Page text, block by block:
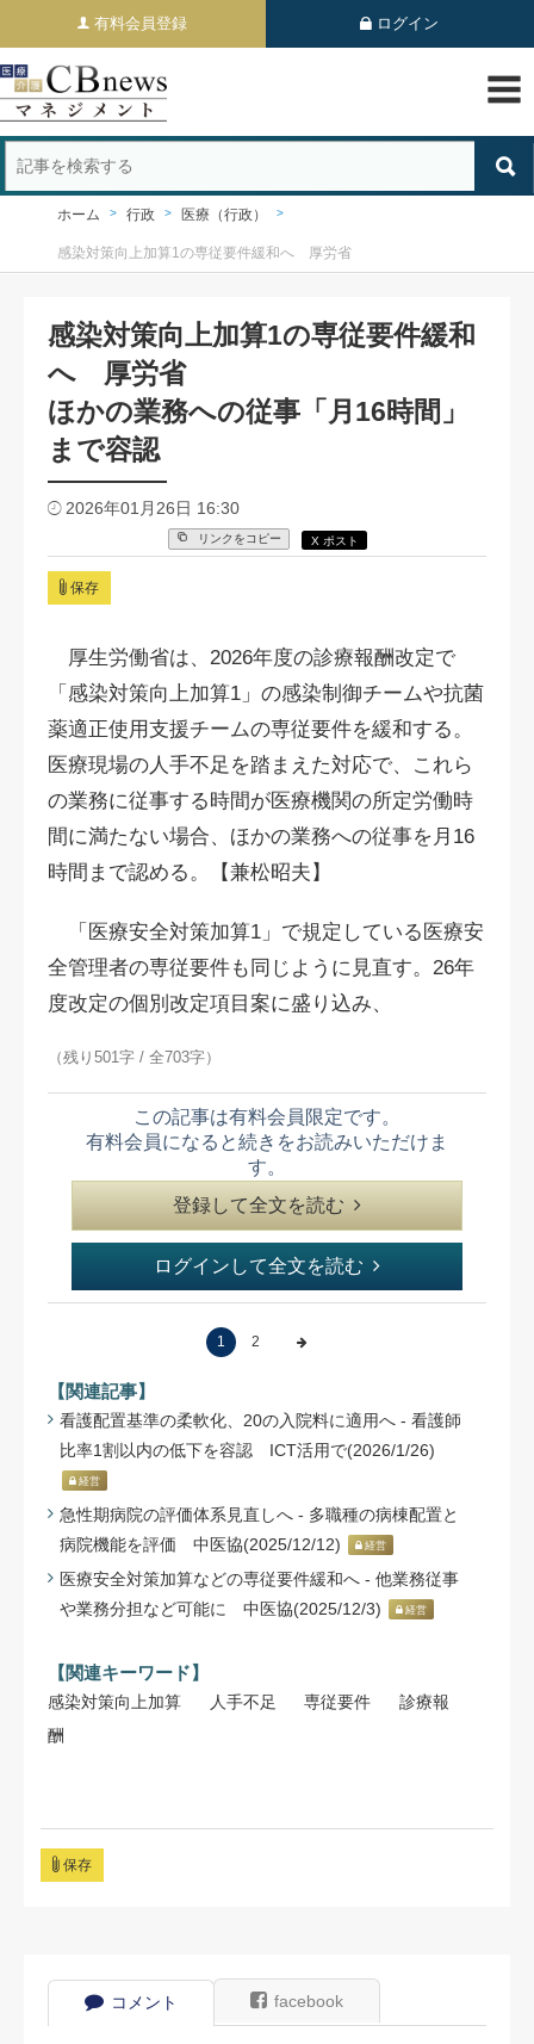
有料会員登録 ログイン
ホーム 行政 医療（行政）
感染対策向上加算1の専従要件緩和へ 厚労省
感染対策向上加算1の専従要件緩和
へ 厚労省
ほかの業務への従事「月16時間」
まで容認
2026年01月26日 16:30
リンクをコピー X ポスト
保存
厚生労働省は、2026年度の診療報酬改定で
「感染対策向上加算1」の感染制御チームや抗菌
薬適正使用支援チームの専従要件を緩和する。
医療現場の人手不足を踏まえた対応で、これら
の業務に従事する時間が医療機関の所定労働時
間に満たない場合、ほかの業務への従事を月16
時間まで認める。【兼松昭夫】
「医療安全対策加算1」で規定している医療安
全管理者の専従要件も同じように見直す。26年
度改定の個別改定項目案に盛り込み、
（残り501字 / 全703字）
この記事は有料会員限定です。
有料会員になると続きをお読みいただけま
す。
登録して全文を読む
ログインして全文を読む
1 2
【関連記事】
看護配置基準の柔軟化、20の入院料に適用へ - 看護師
比率1割以内の低下を容認 ICТ活用で(2026/1/26)
経営
急性期病院の評価体系見直しへ - 多職種の病棟配置と
病院機能を評価 中医協(2025/12/12)
経営
医療安全対策加算などの専従要件緩和へ - 他業務従事
や業務分担など可能に 中医協(2025/12/3)
経営
【関連キーワード】
感染対策向上加算 人手不足 専従要件
診療報
酬
保存
コメント facebook